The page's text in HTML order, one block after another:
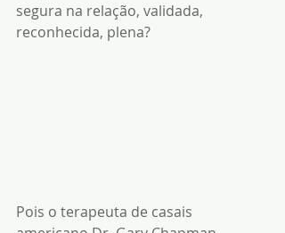
segura na relação, validada,
reconhecida, plena?
Pois o terapeuta de casais